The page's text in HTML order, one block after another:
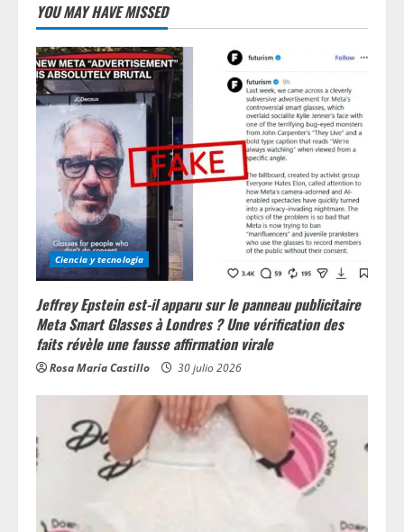
YOU MAY HAVE MISSED
Ciencia y tecnologia
Jeffrey Epstein est-il apparu sur le panneau publicitaire
Meta Smart Glasses à Londres ? Une vérification des
faits révèle une fausse affirmation virale
Rosa María Castillo 30 julio 2026